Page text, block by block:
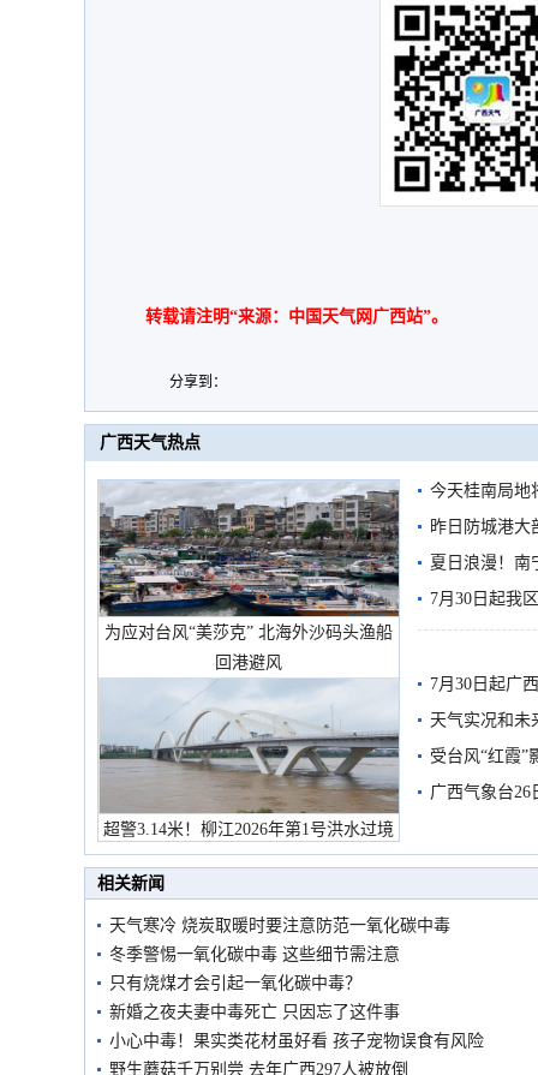
转载请注明“来源：中国天气网广西站”。
分享到：
广西天气热点
为应对台风“美莎克” 北海外沙码头渔船
回港避风
超警3.14米！柳江2026年第1号洪水过境
市民在堤岸见证汛况
今天桂南局地
需继续防范
昨日防城港大
雨
夏日浪漫！南
7月30日起我
7月30日起广
天气实况和未
受台风“红霞”
有较强降雨
广西气象台26
相关新闻
天气寒冷 烧炭取暖时要注意防范一氧化碳中毒
冬季警惕一氧化碳中毒 这些细节需注意
只有烧煤才会引起一氧化碳中毒？
新婚之夜夫妻中毒死亡 只因忘了这件事
小心中毒！果实类花材虽好看 孩子宠物误食有风险
野生蘑菇千万别尝 去年广西297人被放倒